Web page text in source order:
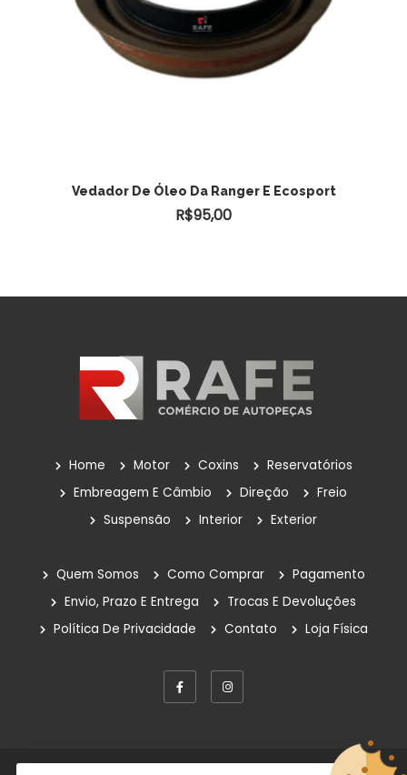
ADICIONAR AO CARRINHO
Vedador De Óleo Da Ranger E Ecosport
R$95,00
Home Motor Coxins
Reservatórios
Embreagem E Câmbio
Direção
Freio
Suspensão
Interior Exterior
Quem Somos Como Comprar
Pagamento
Envio, Prazo E Entrega
Trocas E Devoluções
Política De Privacidade
Contato Loja Física